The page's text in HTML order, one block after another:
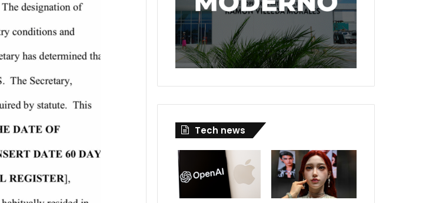
Tech news